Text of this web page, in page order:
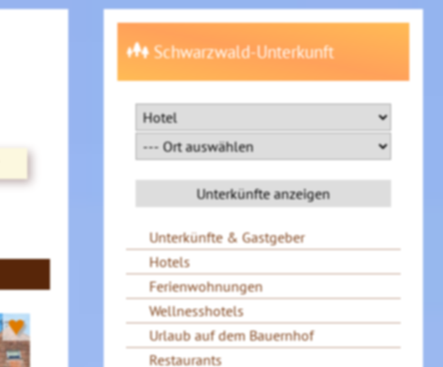
♥
Schwarzwald-Unterkunft
Unterkünfte & Gastgeber
Hotels
Ferienwohnungen
Wellnesshotels
Urlaub auf dem Bauernhof
Restaurants